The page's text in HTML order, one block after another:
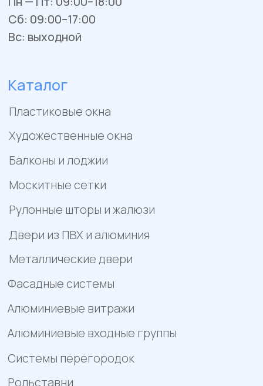
Покупателям
Работы
Ремонт окон и балконов
Политика конфиденциальности
характер и не является публичной офертой